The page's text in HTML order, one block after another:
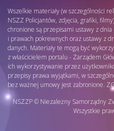
Wszelkie materiały (w szczególności
NSZZ Policjantów, zdjęcia, grafiki,
chronione są przepisami ustawy z
i prawach pokrewnych oraz ustawy z
danych. Materiały te mogą być
z właścicielem portalu - Zarządem
ich wykorzystywanie przez
przepisy prawa wyjątkami, w
bez ważnej umowy jest zabronione.
NSZZP © Niezależny Samorządny
Wszystkie